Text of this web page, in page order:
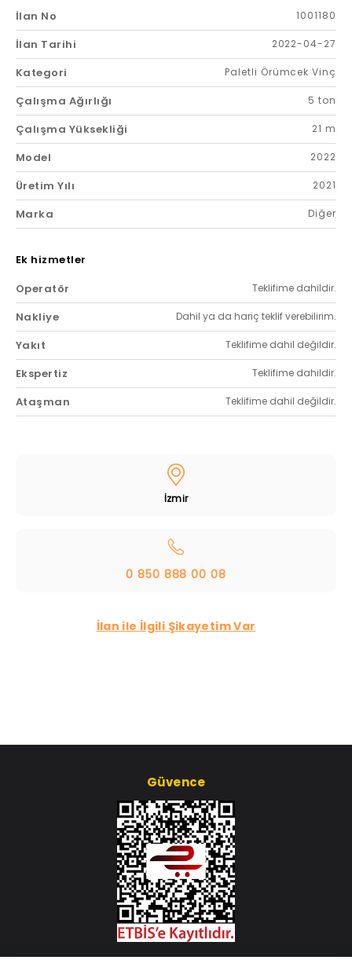
İlan No 1001180
İlan Tarihi 2022-04-27
Kategori Paletli Örümcek Vinç
Çalışma Ağırlığı 5 ton
Çalışma Yüksekliği 21 m
Model 2022
Üretim Yılı 2021
Marka Diğer
Ek hizmetler
Operatör
Teklifime dahildir.
Nakliye Dahil ya da hariç teklif verebilirim.
Yakıt Teklifime dahil değildir.
Ekspertiz Teklifime dahildir.
Ataşman Teklifime dahil değildir.
İzmir
0 850 888 00 08
İlan ile İlgili Şikayetim Var
Güvence